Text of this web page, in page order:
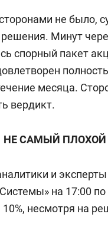
не было,
Минут
спорный пакет
месяца.
вердикт.
НЕ САМЫЙ ПЛОХОЙ
и
на 17:00
несмотря на